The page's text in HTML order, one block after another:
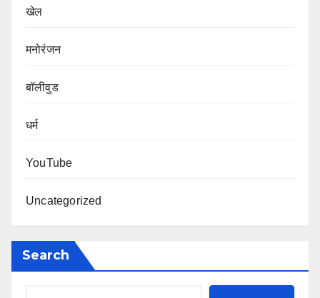
खेल
मनोरंजन
बॉलीवुड
धर्म
YouTube
Uncategorized
Search